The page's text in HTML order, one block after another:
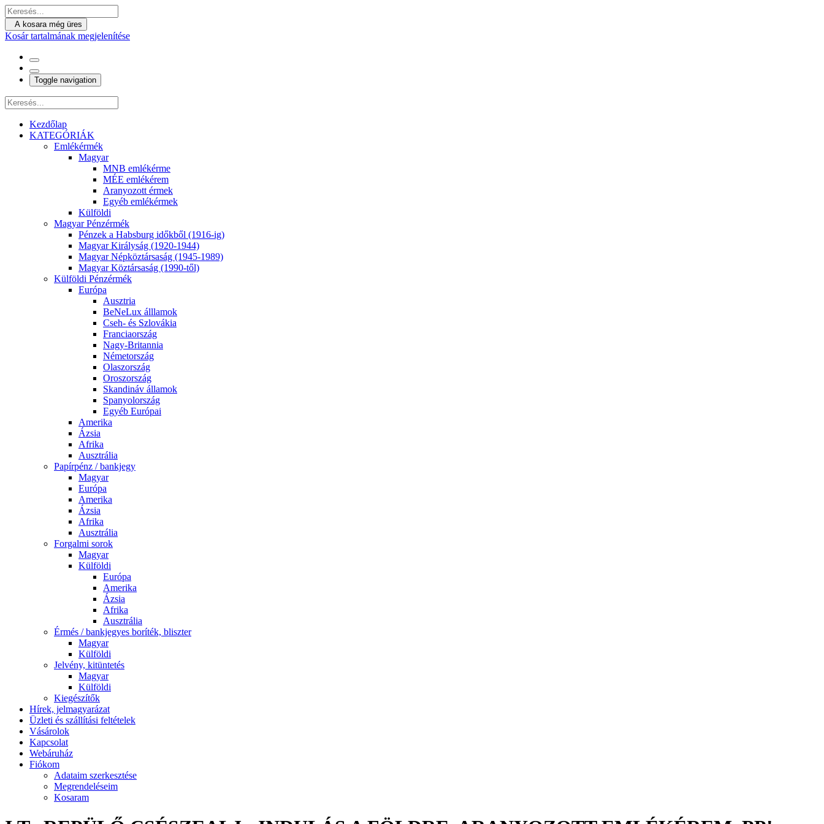
A kosara még üres
Kosár tartalmának megjelenítése
Toggle navigation
Kezdőlap
KATEGÓRIÁK
Emlékérmék
Magyar
MNB emlékérme
MÉE emlékérem
Aranyozott érmek
Egyéb emlékérmek
Külföldi
Magyar Pénzérmék
Pénzek a Habsburg időkből (1916-ig)
Magyar Királyság (1920-1944)
Magyar Népköztársaság (1945-1989)
Magyar Köztársaság (1990-től)
Külföldi Pénzérmék
Európa
Ausztria
BeNeLux álllamok
Cseh- és Szlovákia
Franciaország
Nagy-Britannia
Németország
Olaszország
Oroszország
Skandináv államok
Spanyolország
Egyéb Európai
Amerika
Ázsia
Afrika
Ausztrália
Papírpénz / bankjegy
Magyar
Európa
Amerika
Ázsia
Afrika
Ausztrália
Forgalmi sorok
Magyar
Külföldi
Európa
Amerika
Ázsia
Afrika
Ausztrália
Érmés / bankjegyes boríték, bliszter
Magyar
Külföldi
Jelvény, kitüntetés
Magyar
Külföldi
Kiegészítők
Hírek, jelmagyarázat
Üzleti és szállítási feltételek
Vásárolok
Kapcsolat
Webáruház
Fiókom
Adataim szerkesztése
Megrendeléseim
Kosaram